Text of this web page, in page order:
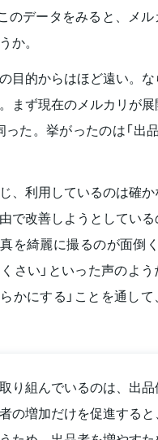
のデータをみると、メ
か。
目的からはほど遠い。な
まず現在のメルカリが
た。挙がったのは「出品
、利用しているのは確
改善しようとしている
を綺麗に撮るのが面倒く
さい」といった声のよう
かにする」ことを通し
り組んでいるのは、出
増加だけを促進すると、